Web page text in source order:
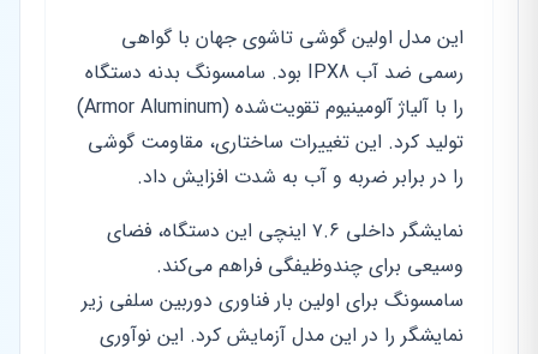
این مدل اولین گوشی تاشوی جهان با گواهی
رسمی ضد آب IPX8 بود. سامسونگ بدنه دستگاه
را با آلیاژ آلومینیوم تقویت‌شده (Armor Aluminum)
تولید کرد. این تغییرات ساختاری، مقاومت گوشی
را در برابر ضربه و آب به شدت افزایش داد.
نمایشگر داخلی ۷.۶ اینچی این دستگاه، فضای
وسیعی برای چندوظیفگی فراهم می‌کند.
سامسونگ برای اولین بار فناوری دوربین سلفی زیر
نمایشگر را در این مدل آزمایش کرد. این نوآوری